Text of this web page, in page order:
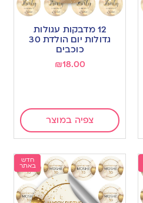
12 מדבקות עגולות
גדולות יום הולדת 30
כוכבים
₪18.00
צפיה במוצר
חדש
באתר